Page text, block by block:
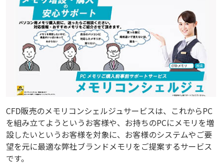
CFD販売のメモリコンシェルジュサービスは、これからPC
を組み立てようというお客様や、お持ちのPCにメモリを増
設したいというお客様を対象に、お客様のシステムやご要
望を元に最適な弊社ブランドメモリをご提案するサービス
です。